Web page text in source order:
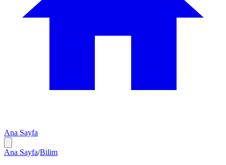
Ana Sayfa
Ana Sayfa/Bilim